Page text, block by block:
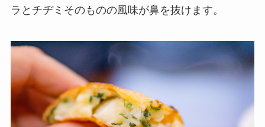
ラとチヂミそのものの風味が鼻を抜けます。